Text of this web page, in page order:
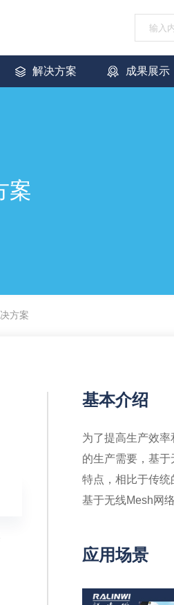
解决方案
AGV小车
成果展示
案
方案
基本介绍
为了提高生产效
的生产需要，基
特点，相比于传统
基于无线Mesh网
应用场景